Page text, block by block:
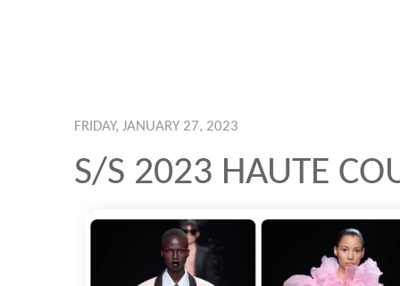
FRIDAY, JANUARY 27, 2023
S/S 2023 HAUTE